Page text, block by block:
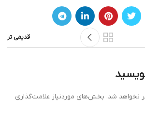
قدیمی تر
نخواهد شد. بخش‌های موردنیاز علامت‌گذاری